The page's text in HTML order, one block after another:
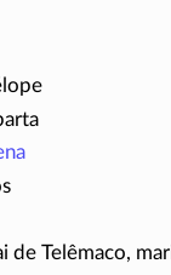
de Telêmaco,